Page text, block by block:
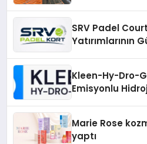
SRV Padel
Yatırımlarının
Kleen-Hy-Dro-
Emisyonlu
Marie Rose
yaptı